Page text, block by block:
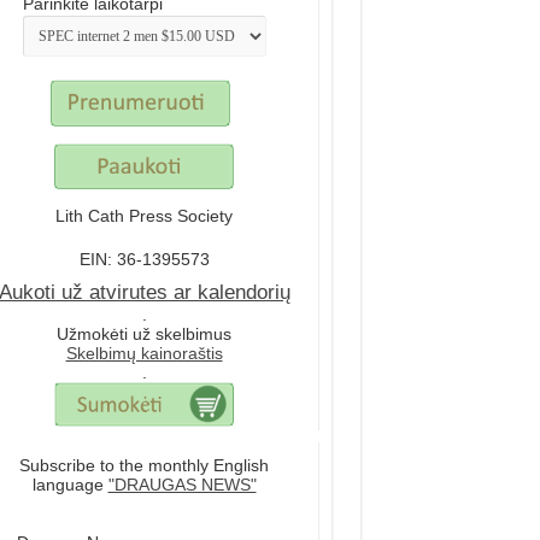
Lith Cath Press Society
EIN: 36-1395573
už atvirutes ar kalendorių
.
Užmokėti už skelbimus
Skelbimų kainoraštis
.
Subscribe to the monthly English
language "DRAUGAS NEWS"